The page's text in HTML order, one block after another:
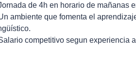
de 4h en horario de mañanas
ambiente que fomenta el
competitivo segun experiencia